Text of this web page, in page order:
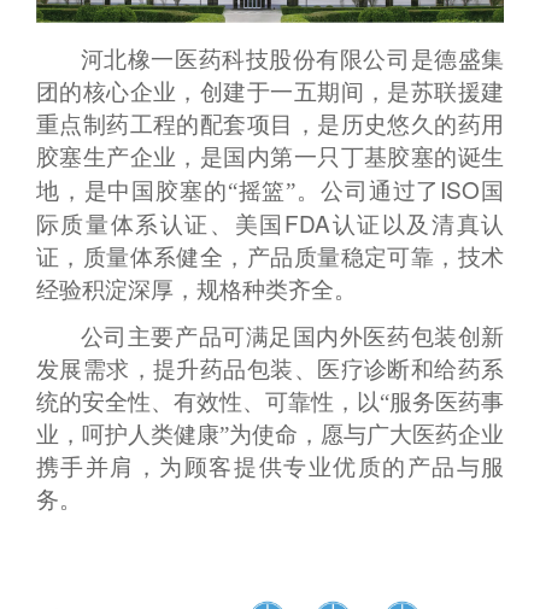
河北橡一医药科技股份有限公司是德盛集
团的核心企业，创建于一五期间，是苏联援建
重点制药工程的配套项目，是历史悠久的药用
胶塞生产企业，是国内第一只丁基胶塞的诞生
地，是中国胶塞的“摇篮”。公司通过了 ISO 国
际质量体系认证、美国 FDA认证以及清真认
证，质量体系健全，产品质量稳定可靠，技术
经验积淀深厚，规格种类齐全。
公司主要产品可满足国内外医药包装创新
发展需求，提升药品包装、医疗诊断和给药系
统的安全性、有效性、可靠性，以“服务医药事
业，呵护人类健康”为使命，愿与广大医药企业
携手并肩，为顾客提供专业优质的产品与服
务。